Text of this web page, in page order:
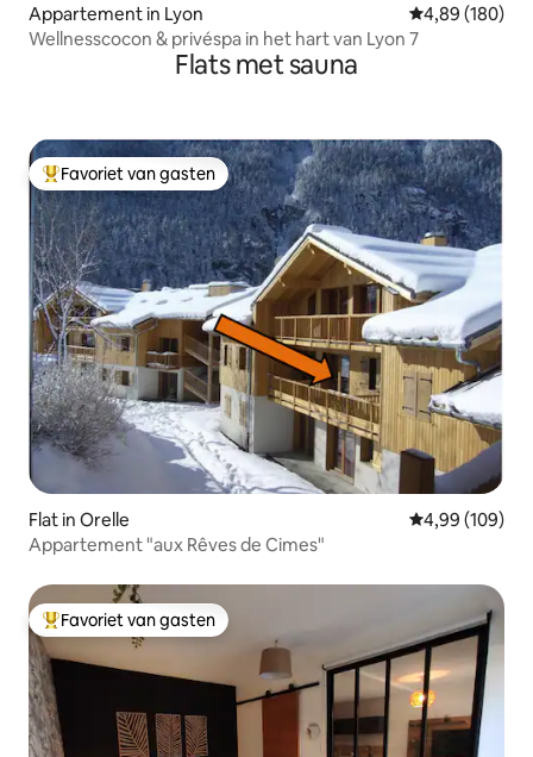
Appartement in Lyon Gemiddelde
4,89 (180)
Wellnesscocon & privéspa in het hart van Lyon 7
Flats met sauna
Topfavoriet van gasten
Favoriet van gasten
Flat in Orelle Gemiddelde
4,99 (109)
Appartement "aux Rêves de Cimes"
Topfavoriet van gasten
Favoriet van gasten